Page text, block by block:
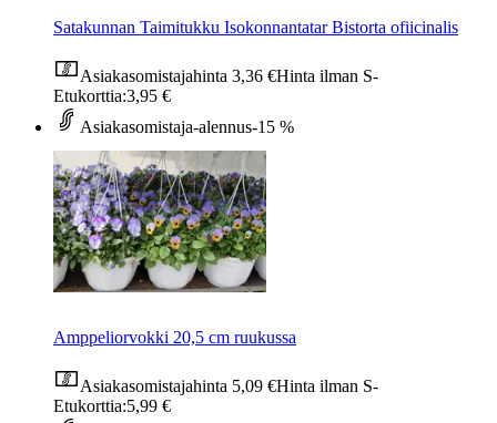
Satakunnan Taimitukku Isokonnantatar Bistorta ofiicinalis
Asiakasomistajahinta 3,36 €Hinta ilman S-
Etukorttia:3,95 €
Asiakasomistaja-alennus-15 %
Amppeliorvokki 20,5 cm ruukussa
Asiakasomistajahinta 5,09 €Hinta ilman S-
Etukorttia:5,99 €